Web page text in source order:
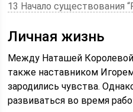
13 Начало существования
Личная жизнь
Между Наташей
также наставником
зародились чувства.
развиваться во время